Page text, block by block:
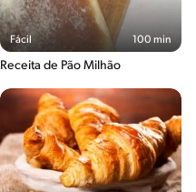
Fácil 100 min
Receita de Pão Milhão